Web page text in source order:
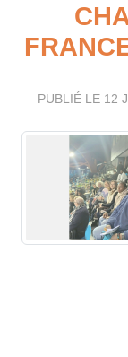
PUBLIÉ LE 12